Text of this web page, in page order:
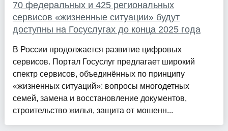
70 федеральных и 425 региональных
сервисов «жизненные ситуации» будут
доступны на Госуслугах до конца 2025 года
В России продолжается развитие цифровых
сервисов. Портал Госуслуг предлагает широкий
спектр сервисов, объединённых по принципу
«жизненных ситуаций»: вопросы многодетных
семей, замена и восстановление документов,
строительство жилья, защита от мошенн...